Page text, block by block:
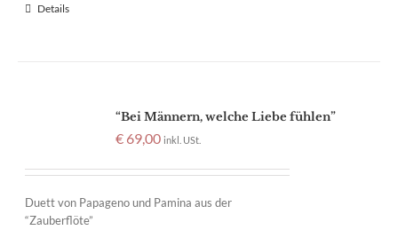
Details
“Bei Männern, welche Liebe fühlen”
€ 69,00 inkl. USt.
Duett von Papageno und Pamina aus der
“Zauberflöte”